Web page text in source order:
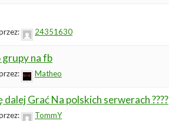
24351630
grupy na fb
Matheo
dalej Grać Na polskich serwerach ????
TommY